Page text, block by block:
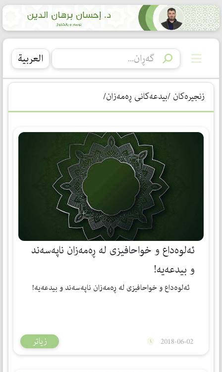
العربیة
زنجیرەکان /بیدعەكانی ڕەمەزان/
ئه‌لوه‌داع و خواحافیزی له‌ ڕه‌مه‌زان ناپه‌سه‌ند
و بیدعه‌یه‌!
ئه‌لوه‌داع و خواحافیزی له‌ ڕه‌مه‌زان ناپه‌سه‌ند و بیدعه‌یه‌!
زیاتر 2018-06-02